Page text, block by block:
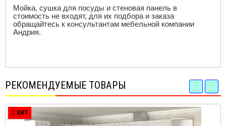
Мойка, сушка для посуды и стеновая панель в
стоимость не входят, для их подбора и заказа
обращайтесь к консультантам мебельной компании
Андрия.
РЕКОМЕНДУЕМЫЕ ТОВАРЫ
ХИТ